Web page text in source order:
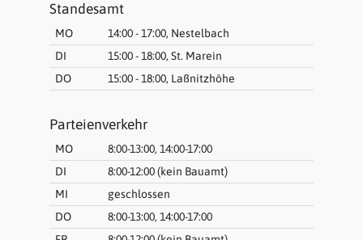
Standesamt
MO
14:00 - 17:00, Nestelbach
DI
15:00 - 18:00, St. Marein
DO
15:00 - 18:00, Laßnitzhöhe
Parteienverkehr
MO
8:00-13:00, 14:00-17:00
DI
8:00-12:00 (kein Bauamt)
MI
geschlossen
DO
8:00-13:00, 14:00-17:00